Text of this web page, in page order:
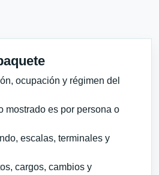
ocupación y régimen del
mostrado es por persona o
escalas, terminales y
cargos, cambios y